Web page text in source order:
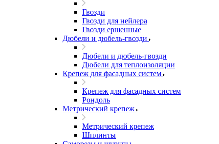
Гвозди
Гвозди для нейлера
Гвозди ершенные
Дюбели и дюбель-гвозди
Дюбели и дюбель-гвозди
Дюбели для теплоизоляции
Крепеж для фасадных систем
Крепеж для фасадных систем
Рондоль
Метрический крепеж
Метрический крепеж
Шплинты